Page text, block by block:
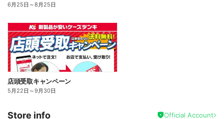
6月25日 ～8月25日
店頭受取キャンペーン
5月22日 ～9月30日
Store info Official Account